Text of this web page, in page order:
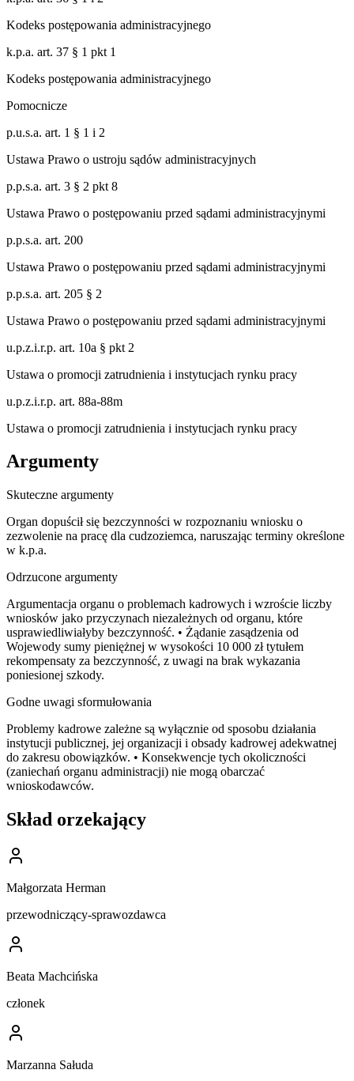
Kodeks postępowania administracyjnego
k.p.a. art. 37 § 1 pkt 1
Kodeks postępowania administracyjnego
Pomocnicze
p.u.s.a. art. 1 § 1 i 2
Ustawa Prawo o ustroju sądów administracyjnych
p.p.s.a. art. 3 § 2 pkt 8
Ustawa Prawo o postępowaniu przed sądami administracyjnymi
p.p.s.a. art. 200
Ustawa Prawo o postępowaniu przed sądami administracyjnymi
p.p.s.a. art. 205 § 2
Ustawa Prawo o postępowaniu przed sądami administracyjnymi
u.p.z.i.r.p. art. 10a § pkt 2
Ustawa o promocji zatrudnienia i instytucjach rynku pracy
u.p.z.i.r.p. art. 88a-88m
Ustawa o promocji zatrudnienia i instytucjach rynku pracy
Argumenty
Skuteczne argumenty
Organ dopuścił się bezczynności w rozpoznaniu wniosku o
zezwolenie na pracę dla cudzoziemca, naruszając terminy określone
w k.p.a.
Odrzucone argumenty
Argumentacja organu o problemach kadrowych i wzroście liczby
wniosków jako przyczynach niezależnych od organu, które
usprawiedliwiałyby bezczynność. • Żądanie zasądzenia od
Wojewody sumy pieniężnej w wysokości 10 000 zł tytułem
rekompensaty za bezczynność, z uwagi na brak wykazania
poniesionej szkody.
Godne uwagi sformułowania
Problemy kadrowe zależne są wyłącznie od sposobu działania
instytucji publicznej, jej organizacji i obsady kadrowej adekwatnej
do zakresu obowiązków. • Konsekwencje tych okoliczności
(zaniechań organu administracji) nie mogą obarczać
wnioskodawców.
Skład orzekający
Małgorzata Herman
przewodniczący-sprawozdawca
Beata Machcińska
członek
Marzanna Sałuda